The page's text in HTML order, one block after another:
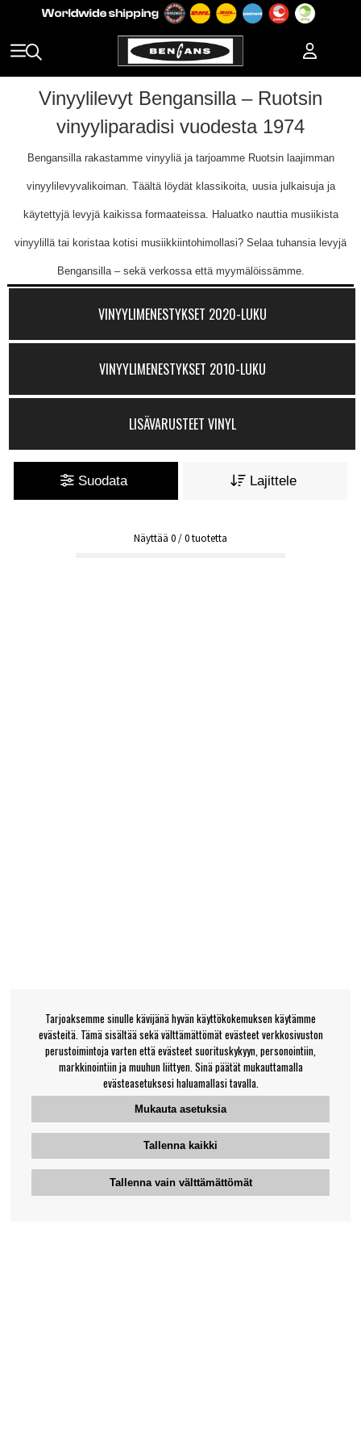
Vinyylilevyt Bengansilla – Ruotsin
vinyyliparadisi vuodesta 1974
Bengansilla rakastamme vinyyliä ja tarjoamme Ruotsin laajimman
vinyylilevyvalikoiman. Täältä löydät klassikoita, uusia julkaisuja ja
käytettyjä levyjä kaikissa formaateissa. Haluatko nauttia musiikista
vinyylillä tai koristaa kotisi musiikkiintohimollasi? Selaa tuhansia levyjä
Bengansilla – sekä verkossa että myymälöissämme.
VINYYLIMENESTYKSET 2020-LUKU
VINYYLIMENESTYKSET 2010-LUKU
LISÄVARUSTEET VINYL
Suodata Lajittele
Näyttää 0/0tuotetta
Tarjoaksemme sinulle kävijänä hyvän käyttökokemuksen käytämme
evästeitä. Tämä sisältää sekä välttämättömät evästeet verkkosivuston
perustoimintoja varten että evästeet suorituskykyyn, personointiin,
markkinointiin ja muuhun liittyen. Sinä päätät mukauttamalla
evästeasetuksesi haluamallasi tavalla.
Mukauta asetuksia
Tallenna kaikki
Tallenna vain välttämättömät